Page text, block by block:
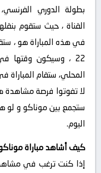
بطولة الدوري
القناة ، حيث ستقوم
المحلي، ستقام المباراة
لا تفوتوا فرصة مشاهدة
ستجمع بين موناكو و لو
اليوم.
كيف أشاهد مباراة
إذا كنت ترغب في